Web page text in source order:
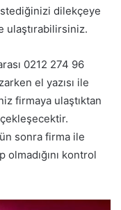
dilekçeye
ulaştırabilirsiniz.
0212 274 96
el yazısı ile
firmaya ulaştıktan
sonra firma ile
kontrol